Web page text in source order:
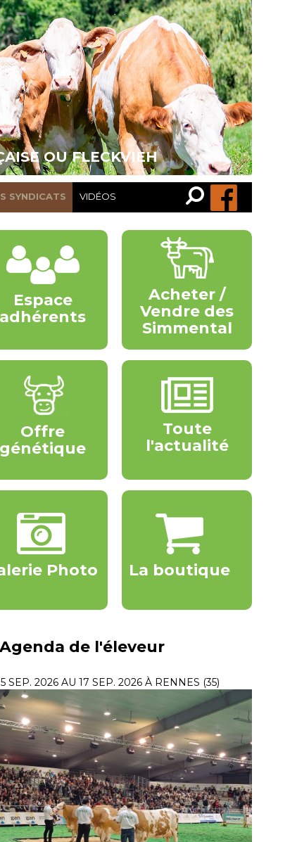
OU FLECKVIEH
SYNDICATS VIDÉOS
Recherche…
Rechercher
Espace
adhérents
Acheter /
Vendre des
Simmental
Offre
génétique
Toute
l'actualité
Photo La boutique
Agenda de l'éleveur
SEP. 2026 AU 17 SEP. 2026 À RENNES (35)